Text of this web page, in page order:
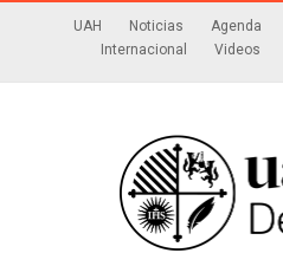
UAH Noticias Agenda
Internacional
Videos